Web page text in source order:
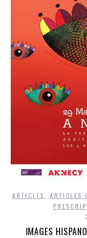
ARTICLES ,ARTICLES
IMAGES